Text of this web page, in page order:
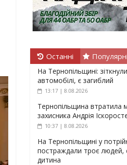
Останні Популярні
На Тернопільщині:
автомобілі, є загиблий
13:17 | 8.08.2026
Тернопільщина втратила
захисника Андрія
10:37 | 8.08.2026
На Тернопільщині у
постраждали троє людей,
дитина